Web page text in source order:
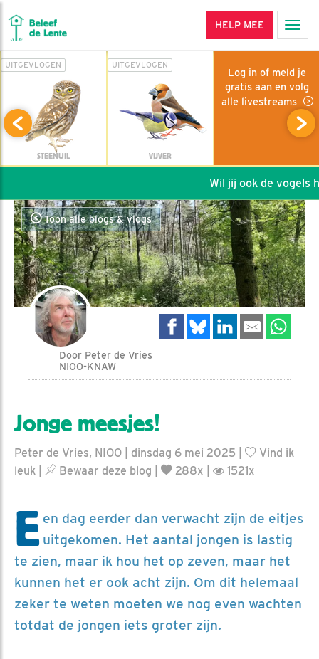
HELP MEE
UITGEVLOGEN
STEENUIL
UITGEVLOGEN
VIJVER
Log in of meld je
gratis aan en volg
alle livestreams
Wil jij ook de vogels
Toon alle blogs & vlogs
Door Peter de Vries
NIOO-KNAW
Jonge meesjes!
Peter de Vries, NIOO | dinsdag 6 mei 2025 |
Vind ik
leuk
Bewaar deze blog 288x | 1521x
E en dag eerder dan verwacht zijn de eitjes
uitgekomen. Het aantal jongen is lastig
te zien, maar ik hou het op zeven, maar het
kunnen het er ook acht zijn. Om dit helemaal
zeker te weten moeten we nog even wachten
totdat de jongen iets groter zijn.